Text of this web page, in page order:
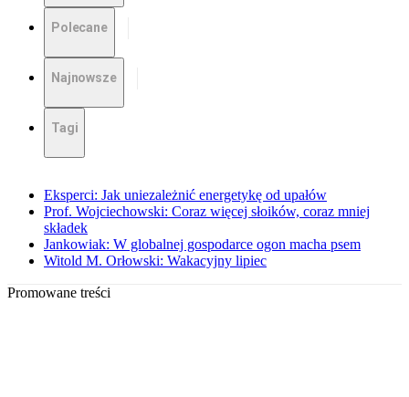
Polecane
Najnowsze
Tagi
Eksperci: Jak uniezależnić energetykę od upałów
Prof. Wojciechowski: Coraz więcej słoików, coraz mniej
składek
Jankowiak: W globalnej gospodarce ogon macha psem
Witold M. Orłowski: Wakacyjny lipiec
Promowane treści